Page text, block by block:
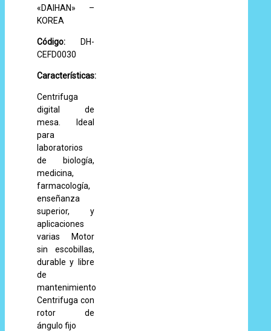
«DAIHAN» –
KOREA
Código: DH-
CEFD0030
Características:
Centrifuga
digital de
mesa. Ideal
para
laboratorios
de biología,
medicina,
farmacología,
enseñanza
superior, y
aplicaciones
varias Motor
sin escobillas,
durable y libre
de
mantenimiento
Centrifuga con
rotor de
ángulo fijo